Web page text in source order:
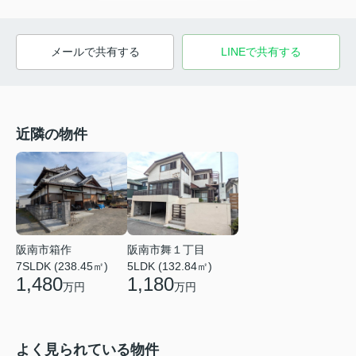
メールで共有する LINEで共有する
近隣の物件
阪南市箱作
7SLDK (238.45㎡)
1,480万円
阪南市舞１丁目
5LDK (132.84㎡)
1,180万円
よく見られている物件